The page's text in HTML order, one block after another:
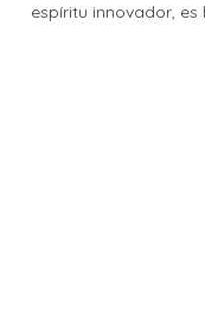
espíritu innovador,